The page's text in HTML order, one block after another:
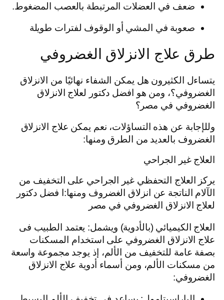
ضعف في العضلات المرتبطة بالعصب المضغوط.
صعوبة في المشي أو الوقوف لفترات طويلة
طرق علاج الانزلاق الغضروفي
يتساءل الكثيرون هل يمكن الشفاء نهائيًا من الانزلاق
الغضروفي؟، ومن هو افضل دكتور لعلاج الانزلاق
الغضروفي في مصر؟
وللإجابة عن هذه التساؤلات، نعم يمكن علاج الانزلاق
الغضروف بالعديد من الطرق ومنها:
العلاج غير الجراحي
يركز العلاج التحفظي غير الجراحي على التخفيف من
الآلام الناتجة عن انزلاق الغضروف ومنها:ا فضل دكتور
لعلاج الانزلاق الغضروفي في مصر
العلاج الكيميائي (بالأدوية) ويشمل: يعتمد الطبيب فى
علاج الانزلاق الغضروفي على استخدام المسكنات
بصفة عامة للتخفيف من الألم، إذ يوجد مجموعة واسعة
من مسكنات الألم، ومن أسماء أدوية علاج الانزلاق
الغضروفي: